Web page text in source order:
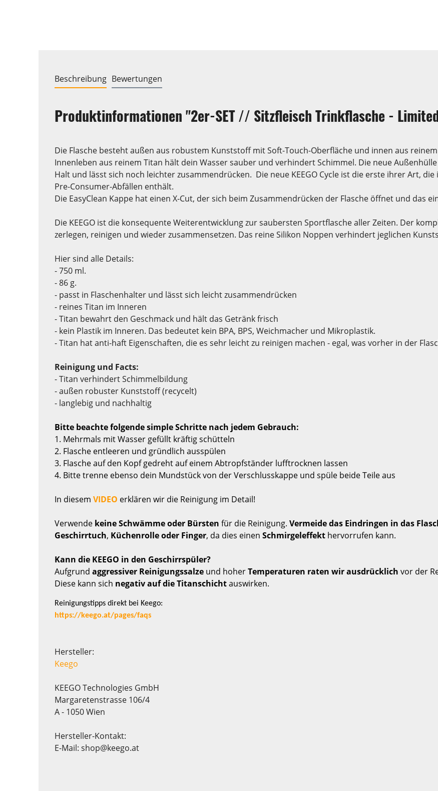
Beschreibung Bewertungen
Produktinformationen "2er-SET // Sitzfleisch Trinkflasche -
Die Flasche besteht außen aus robustem Kunststoff mit Soft-Touch-Oberfläche und innen aus
Innenleben aus reinem Titan hält dein Wasser sauber und verhindert Schimmel. Die neue
Halt und lässt sich noch leichter zusammendrücken. Die neue KEEGO Cycle ist die erste ihrer Art,
Pre-Consumer-Abfällen enthält.
Die EasyClean Kappe hat einen X-Cut, der sich beim Zusammendrücken der Flasche öffnet und das
Die KEEGO ist die konsequente Weiterentwicklung zur saubersten Sportflasche aller Zeiten. Der
zerlegen, reinigen und wieder zusammensetzen. Das reine Silikon Noppen verhindert jeglichen
Hier sind alle Details:
- 750 ml.
- 86 g.
- passt in Flaschenhalter und lässt sich leicht zusammendrücken
- reines Titan im Inneren
- Titan bewahrt den Geschmack und hält das Getränk frisch
- kein Plastik im Inneren. Das bedeutet kein BPA, BPS, Weichmacher und Mikroplastik.
- Titan hat anti-haft Eigenschaften, die es sehr leicht zu reinigen machen - egal, was vorher in der
Reinigung und Facts:
- Titan verhindert Schimmelbildung
- außen robuster Kunststoff (recycelt)
- langlebig und nachhaltig
Bitte beachte folgende simple Schritte nach jedem Gebrauch:
1. Mehrmals mit Wasser gefüllt kräftig schütteln
2. Flasche entleeren und gründlich ausspülen
3. Flasche auf den Kopf gedreht auf einem Abtropfständer lufftrocknen lassen
4. Bitte trenne ebenso dein Mundstück von der Verschlusskappe und spüle beide Teile aus
In diesem VIDEO erklären wir die Reinigung im Detail!
Verwende keine Schwämme oder Bürsten für die Reinigung. Vermeide das Eindringen in das
Geschirrtuch, Küchenrolle oder Finger, da dies einen Schmirgeleffekt hervorrufen kann.
Kann die KEEGO in den Geschirrspüler?
Aufgrund aggressiver Reinigungssalze und hoherTemperaturen raten wirausdrücklich vor der
Diese kann sich negativ auf die Titanschichtauswirken.
Reinigungstipps direkt bei Keego:
https://keego.at/pages/faqs
Hersteller:
Keego
KEEGO Technologies GmbH
Margaretenstrasse 106/4
A - 1050 Wien
Hersteller-Kontakt:
E-Mail: shop@keego.at